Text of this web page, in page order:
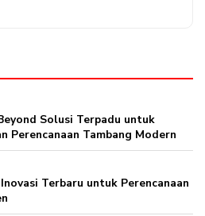
Solusi Terpadu untuk
Perencanaan Tambang Modern
Terbaru untuk Perencanaan